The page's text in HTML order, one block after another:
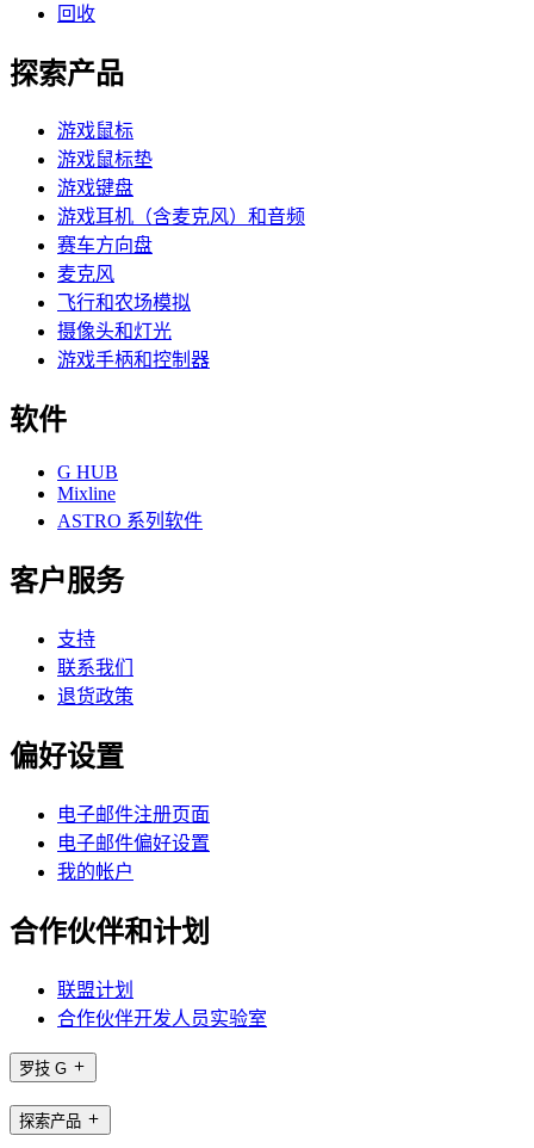
回收
探索产品
游戏鼠标
游戏鼠标垫
游戏键盘
游戏耳机（含麦克风）和音频
赛车方向盘
麦克风
飞行和农场模拟
摄像头和灯光
游戏手柄和控制器
软件
G HUB
Mixline
ASTRO 系列软件
客户服务
支持
联系我们
退货政策
偏好设置
电子邮件注册页面
电子邮件偏好设置
我的帐户
合作伙伴和计划
联盟计划
合作伙伴开发人员实验室
罗技 G
探索产品